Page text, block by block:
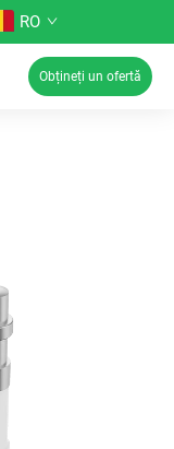
RO
Obțineți un ofertă